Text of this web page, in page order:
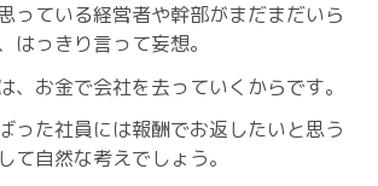
っている経営者や幹部がまだまだいら
はっきり言って妄想。
、お金で会社を去っていくからです。
った社員には報酬でお返したいと思う
て自然な考えでしょう。